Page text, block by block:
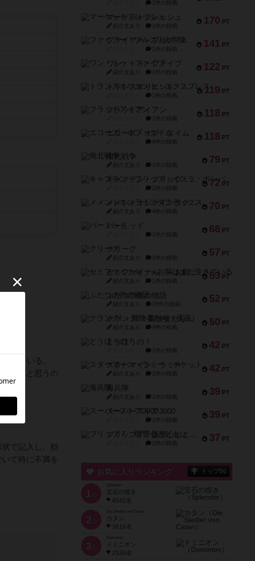
している。
いなと思うの
で記入し、効
て特に不満を
2件の投稿
170 PT
マーケットフレッシュ
紹介文あり 1件の投稿
141 PT
ファイアー・ブルズ / 火牛陣
1件の投稿
122 PT
ワン・トゥ・ファイブ
紹介文あり 1件の投稿
119 PT
トランスオリエント・エクスプレス
1件の投稿
118 PT
フラットアイアン
2件の投稿
118 PT
エコーズ・オブ・タイム
8件の投稿
79 PT
南北戦争
紹介文あり 1件の投稿
72 PT
キャプテン・フリップ：イスラ・ボンバ
2件の投稿
70 PT
メメントオンラインタクティクス
紹介文あり 4件の投稿
68 PT
パーミッド
1件の投稿
57 PT
クリーグ
紹介文あり 1件の投稿
53 PT
セミファイナル ～お前はまだ生きている～
紹介文あり 1件の投稿
52 PT
ふたつの街の物語
紹介文あり 18件の投稿
50 PT
クランク! ：冒険者たち（拡張）
紹介文あり 4件の投稿
42 PT
とうほうの！
1件の投稿
42 PT
スターマイン・ラミー ポケット
紹介文あり 2件の投稿
39 PT
海兵隊
紹介文あり 1件の投稿
39 PT
スーパーストア3000
1件の投稿
37 PT
フリップ７：復讐心とともに
2件の投稿
お気に入りランキング トップ50
1 位
宝石の煌き
4042名
2 位
Die Siedler von Catan
カタン
3616名
3 位
ドミニオン
2530名